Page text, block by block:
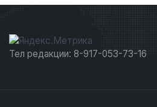
Тел редакции: 8-917-053-73-16